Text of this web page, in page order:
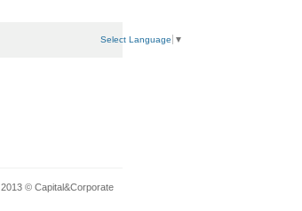
Select Language ▼
2013 © Capital&Corporate